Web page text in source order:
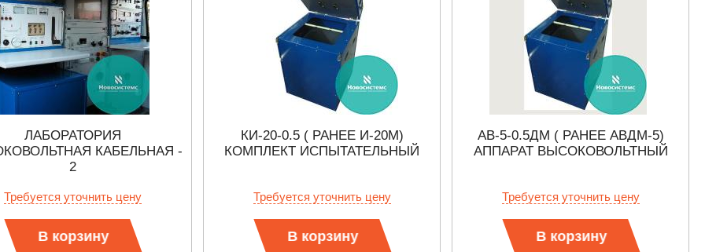
СЕРИИ UXR
27.01.2023 10:06
КАБЕЛЕЙ И АНТЕНН, 100 КГЦ ДО 8 ГГЦ
ЛАБОРАТОРИЯ
КАБЕЛЬНАЯ -
2
Требуется уточнить цену
В корзину
КИ-20-0.5 ( РАНЕЕ И-20М)
КОМПЛЕКТ ИСПЫТАТЕЛЬНЫЙ
Требуется уточнить цену
В корзину
АВ-5-0.5ДМ ( РАНЕЕ АВДМ-5)
АППАРАТ ВЫСОКОВОЛЬТНЫЙ
Требуется уточнить цену
В корзину